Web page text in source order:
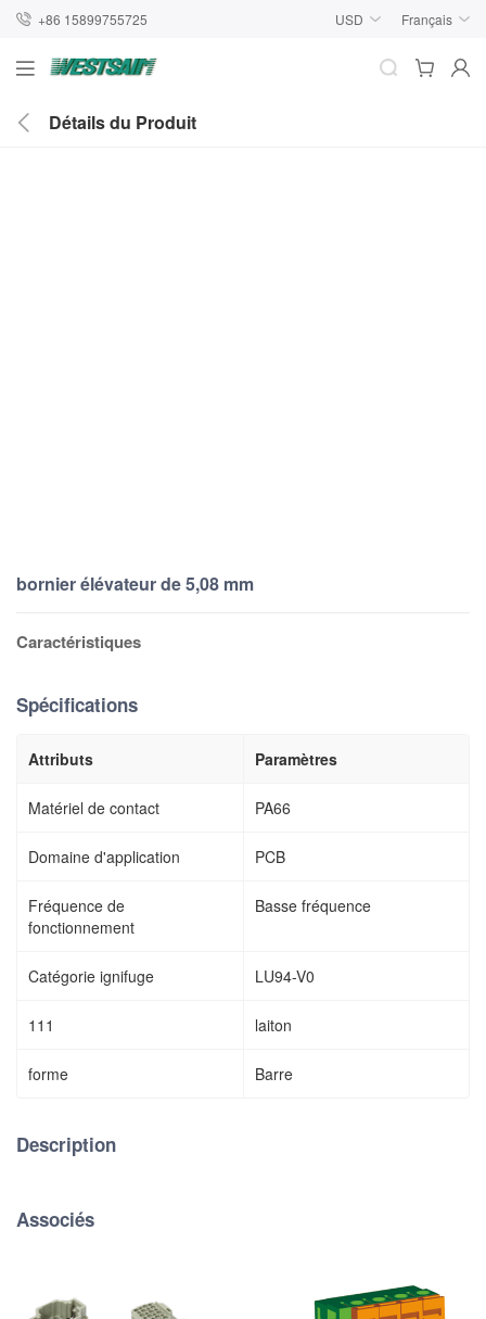
+86 15899755725 USD Français
Détails du Produit
bornier élévateur de 5,08 mm
Caractéristiques
Spécifications
Attributs Paramètres
Matériel de contact PA66
Domaine d'application PCB
Fréquence de
fonctionnement
Basse fréquence
Catégorie ignifuge LU94-V0
111 laiton
forme Barre
Description
Associés